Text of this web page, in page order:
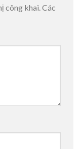
công khai.Các